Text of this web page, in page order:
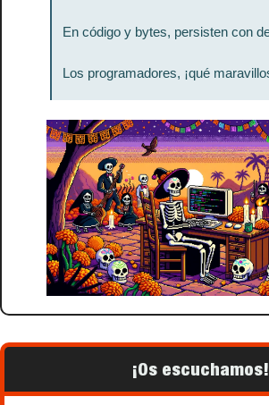
En código y bytes, persisten con
Los programadores, ¡qué
¡Os escuchamos!